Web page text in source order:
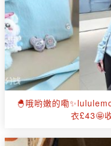
🐣哦哟嫩的嘞
衣£43🤩